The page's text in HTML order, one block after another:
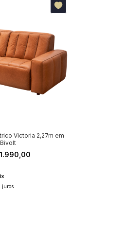
Victoria 2,27m em
juros